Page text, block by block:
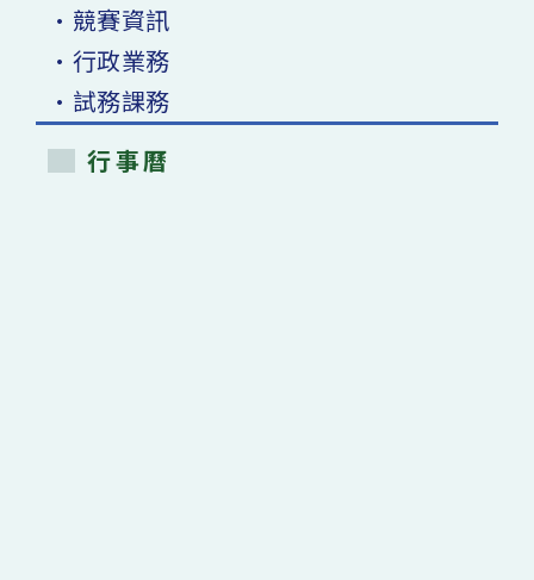
•競賽資訊
•行政業務
•試務課務
行事曆